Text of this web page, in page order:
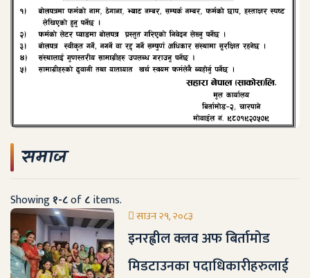
समाज
Showing१-८of८items.
साउन २१, २०८३
इनरह्वील क्लव अफ बिर्तामोड
मिडटाउनका पदाधिकारीहरुलाई